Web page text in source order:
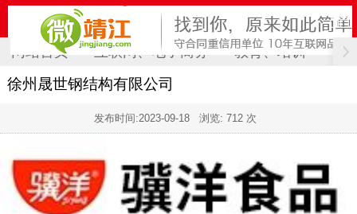
网站首页 互联网、电子商务 教育、培训 计
徐州晟世钢结构有限公司
发布时间:2023-09-18 浏览: 712 次